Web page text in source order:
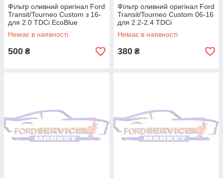
Фільтр оливний оригінал Ford
Transit/Tourneo Custom з 16-
для 2.0 TDCi EcoBlue
Немає в наявності
500 ₴
Фільтр оливний оригінал Ford
Transit/Tourneo Custom 06-16
для 2.2-2.4 TDCi
Немає в наявності
380 ₴